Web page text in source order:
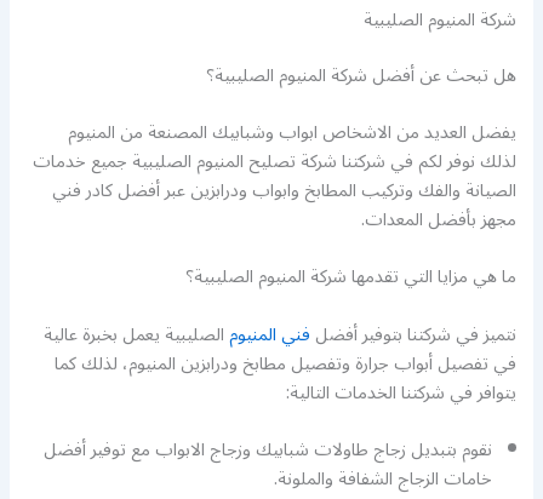
شركة المنيوم الصليبية
هل تبحث عن أفضل شركة المنيوم الصليبية؟
يفضل العديد من الاشخاص ابواب وشبابيك المصنعة من المنيوم
لذلك نوفر لكم في شركتنا شركة تصليح المنيوم الصليبية جميع خدمات
الصيانة والفك وتركيب المطابخ وابواب ودرابزين عبر أفضل كادر فني
مجهز بأفضل المعدات.
ما هي مزايا التي تقدمها شركة المنيوم الصليبية؟
نتميز في شركتنا بتوفير أفضلفني المنيومالصليبية يعمل بخبرة عالية
في تفصيل أبواب جرارة وتفصيل مطابخ ودرابزين المنيوم، لذلك كما
يتوافر في شركتنا الخدمات التالية:
نقوم بتبديل زجاج طاولات شبابيك وزجاج الابواب مع توفير أفضل
خامات الزجاج الشفافة والملونة.